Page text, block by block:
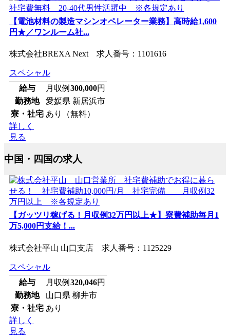
【電池材料の製造マシンオペレーター業務】高時給1,600
円★／ワンルーム社...
株式会社BREXA Next 求人番号：1101616
スペシャル
給与
月収例 300,000円
勤務地
愛媛県 新居浜市
寮・社宅 あり（無料）
詳しく
見る
中国・四国の求人
【ガッツリ稼げる！月収例32万円以上★】寮費補助毎月1
万5,000円支給！...
株式会社平山 山口支店 求人番号：1125229
スペシャル
給与
月収例 320,046円
勤務地
山口県 柳井市
寮・社宅 あり
詳しく
見る